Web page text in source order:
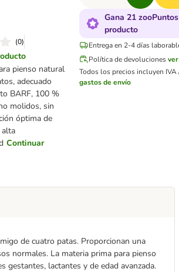
(0)
pienso natural
adecuado
BARF, 100 %
molidos, sin
óptima de
Continuar
Gana 21
producto
Entrega en 2-4 días
Política de devoluciones
Todos los precios incluyen IVA
gastos de envío
de cuatro patas. Proporcionan una
normales. La materia prima para pienso
gestantes, lactantes y de edad avanzada.